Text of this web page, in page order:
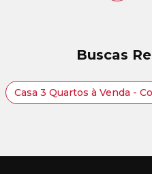
Buscas
Casa 3 Quartos à Venda -